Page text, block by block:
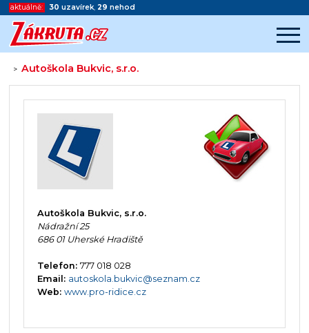
aktuálně: 30 uzavírek, 29 nehod
>Autoškola Bukvic, s.r.o.
Začátek reklamy
Konec reklamy
Autoškola Bukvic, s.r.o.
Nádražní 25
686 01 Uherské Hradiště
Telefon: 777 018 028
Email: autoskola.bukvic@seznam.cz
Web: www.pro-ridice.cz